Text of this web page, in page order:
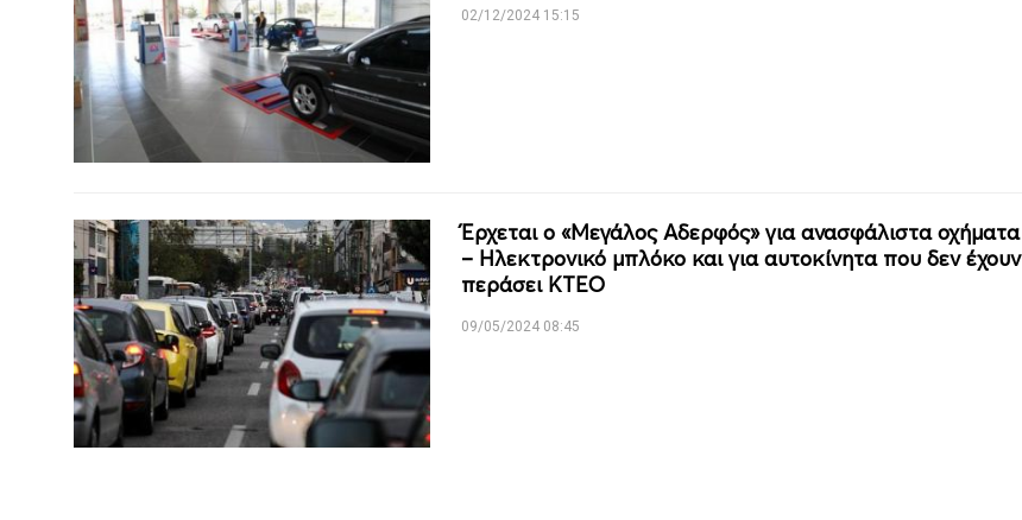
02/12/2024 15:15
Έρχεται ο «Μεγάλος Αδερφός» για ανασφάλιστα οχήματα
– Ηλεκτρονικό μπλόκο και για αυτοκίνητα που δεν έχουν
περάσει ΚΤΕΟ
09/05/2024 08:45